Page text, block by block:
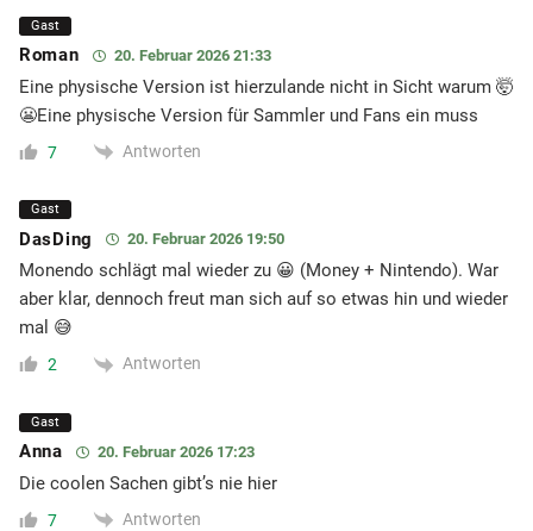
Gast
Roman 20. Februar 2026 21:33
Eine physische Version ist hierzulande nicht in Sicht warum 🤯
😬Eine physische Version für Sammler und Fans ein muss
7 Antworten
Gast
DasDing 20. Februar 2026 19:50
Monendo schlägt mal wieder zu 😀 (Money + Nintendo). War
aber klar, dennoch freut man sich auf so etwas hin und wieder
mal 😅
2 Antworten
Gast
Anna 20. Februar 2026 17:23
Die coolen Sachen gibt’s nie hier
7 Antworten